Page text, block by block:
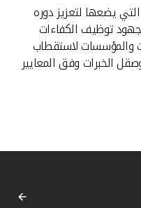
يضعها لتعزيز دوره
جهود توظيف الكفاءات
والمؤسسات لاستقطاب
الخبرات وفق المعايير